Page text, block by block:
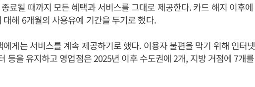
료될 때까지 모든 혜택과 서비스를 그대로 제공한다. 카드 해지 이후에
해 6개월의 사용유예 기간을 두기로 했다.
게는 서비스를 계속 제공하기로 했다. 이용자 불편을 막기 위해 인터넷
등을 유지하고 영업점은 2025년 이후 수도권에 2개, 지방 거점에 7개를